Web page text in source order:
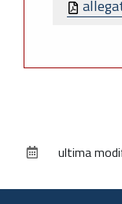
documento
ultima